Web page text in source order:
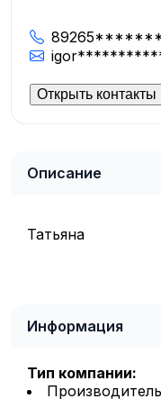
Открыть контакты
Описание
Татьяна
Информация
Тип компании:
Производитель